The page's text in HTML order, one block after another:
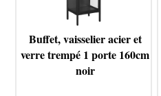
Buffet, vaisselier acier et
verre trempé 1 porte 160cm
noir